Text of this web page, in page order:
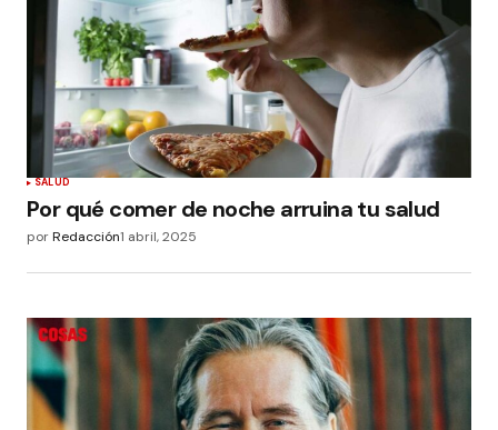
SALUD
Por qué comer de noche arruina tu salud
porRedacción1 abril, 2025